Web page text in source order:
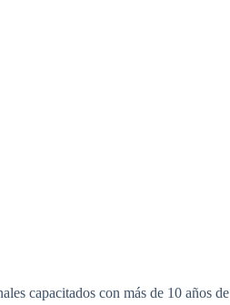
capacitados con más de 10 años de